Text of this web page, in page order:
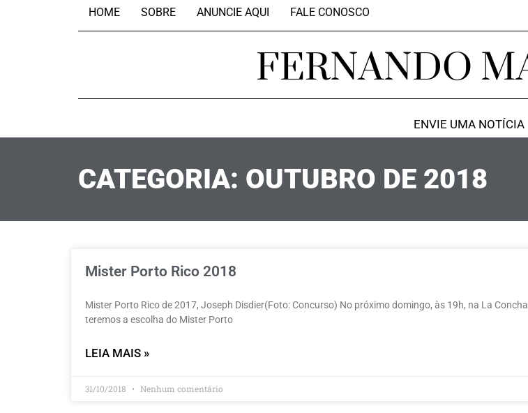
HOME SOBRE ANUNCIE AQUI FALE CONOSCO
FERNANDO
ENVIE UMA NOTÍCIA
CATEGORIA: OUTUBRO DE 2018
Mister Porto Rico 2018
Mister Porto Rico de 2017, Joseph Disdier(Foto: Concurso) No próximo domingo, às 19h, na La
teremos a escolha do Mister Porto
LEIA MAIS »
31/10/2018 Nenhum comentário